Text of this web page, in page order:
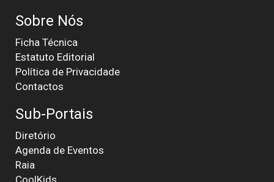
Sobre Nós
Ficha Técnica
Estatuto Editorial
Política de Privacidade
Contactos
Sub-Portais
Diretório
Agenda de Eventos
Raia
CoolKids